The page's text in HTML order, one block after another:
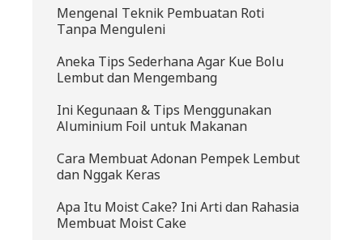
Mengenal Teknik Pembuatan Roti
Tanpa Menguleni
Aneka Tips Sederhana Agar Kue Bolu
Lembut dan Mengembang
Ini Kegunaan & Tips Menggunakan
Aluminium Foil untuk Makanan
Cara Membuat Adonan Pempek Lembut
dan Nggak Keras
Apa Itu Moist Cake? Ini Arti dan Rahasia
Membuat Moist Cake